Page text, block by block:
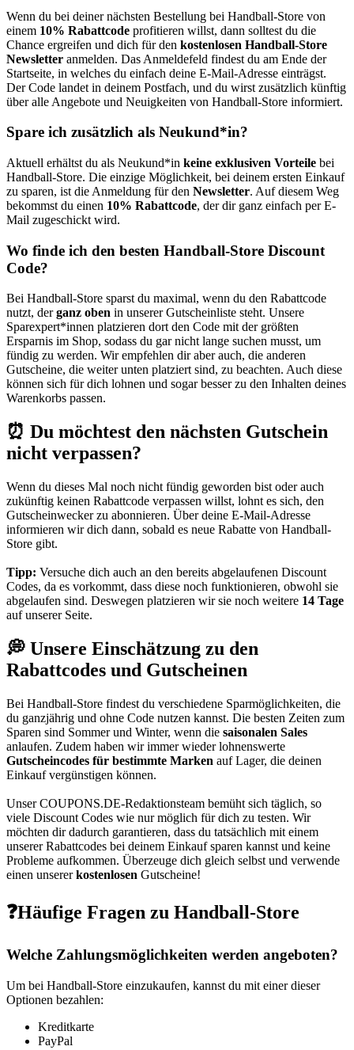
Wenn du bei deiner nächsten Bestellung bei Handball-Store von
einem 10% Rabattcode profitieren willst, dann solltest du die
Chance ergreifen und dich für den kostenlosen Handball-Store
Newsletter anmelden. Das Anmeldefeld findest du am Ende der
Startseite, in welches du einfach deine E-Mail-Adresse einträgst.
Der Code landet in deinem Postfach, und du wirst zusätzlich künftig
über alle Angebote und Neuigkeiten von Handball-Store informiert.
Spare ich zusätzlich als Neukund*in?
Aktuell erhältst du als Neukund*in keine exklusiven Vorteile bei
Handball-Store. Die einzige Möglichkeit, bei deinem ersten Einkauf
zu sparen, ist die Anmeldung für den Newsletter. Auf diesem Weg
bekommst du einen 10% Rabattcode, der dir ganz einfach per E-
Mail zugeschickt wird.
Wo finde ich den besten Handball-Store Discount
Code?
Bei Handball-Store sparst du maximal, wenn du den Rabattcode
nutzt, derganz oben in unserer Gutscheinliste steht. Unsere
Sparexpert*innen platzieren dort den Code mit der größten
Ersparnis im Shop, sodass du gar nicht lange suchen musst, um
fündig zu werden. Wir empfehlen dir aber auch, die anderen
Gutscheine, die weiter unten platziert sind, zu beachten. Auch diese
können sich für dich lohnen und sogar besser zu den Inhalten deines
Warenkorbs passen.
⏰ Du möchtest den nächsten Gutschein
nicht verpassen?
Wenn du dieses Mal noch nicht fündig geworden bist oder auch
zukünftig keinen Rabattcode verpassen willst, lohnt es sich, den
Gutscheinweckerzu abonnieren. Über deine E-Mail-Adresse
informieren wir dich dann, sobald es neue Rabatte von Handball-
Store gibt.
Tipp: Versuche dich auch an den bereits abgelaufenen Discount
Codes, da es vorkommt, dass diese noch funktionieren, obwohl sie
abgelaufen sind. Deswegen platzieren wir sie noch weitere 14 Tage
auf unserer Seite.
💭 Unsere Einschätzung zu den
Rabattcodes und Gutscheinen
Bei Handball-Store findest du verschiedene Sparmöglichkeiten, die
du ganzjährig und ohne Code nutzen kannst. Die besten Zeiten zum
Sparen sind Sommer und Winter, wenn die saisonalen Sales
anlaufen. Zudem haben wir immer wieder lohnenswerte
Gutscheincodes für bestimmte Marken auf Lager, die deinen
Einkauf vergünstigen können.
UnserCOUPONS.DE-Redaktionsteam bemüht sich täglich, so
viele Discount Codes wie nur möglich für dich zu testen. Wir
möchten dir dadurch garantieren, dass du tatsächlich mit einem
unserer Rabattcodes bei deinem Einkauf sparen kannst und keine
Probleme aufkommen. Überzeuge dich gleich selbst und verwende
einen unsererkostenlosen Gutscheine!
❓Häufige Fragen zu Handball-Store
Welche Zahlungsmöglichkeiten werden angeboten?
Um bei Handball-Store einzukaufen, kannst du mit einer dieser
Optionen bezahlen:
Kreditkarte
PayPal